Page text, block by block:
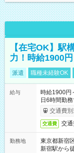
【在宅OK】駅
力！時給1900円
派遣 職種未経験OK
給与
時給1900
日6時間勤
交通費別
交通費 交
勤務地
東京都新宿
新宿駅から